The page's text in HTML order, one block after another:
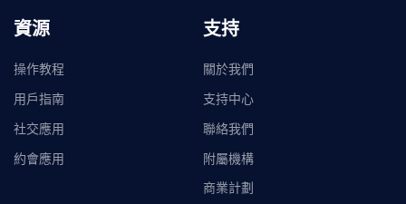
資源
操作教程
用戶指南
社交應用
約會應用
支持
關於我們
支持中心
聯絡我們
附屬機構
商業計劃